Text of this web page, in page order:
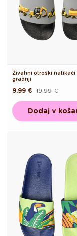
Živahni otroški natikači
gradnji
Redna 19.99 €
Akcijska
9.99 €
Dodaj v